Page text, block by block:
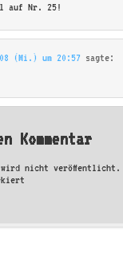
auf Nr. 25!
(Mi.) um 20:57 sagte:
Kommentar
wird nicht veröffentlicht.